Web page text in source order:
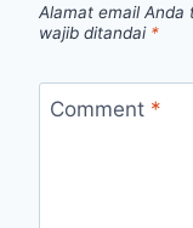
Alamat email Anda
wajib ditandai *
Comment *